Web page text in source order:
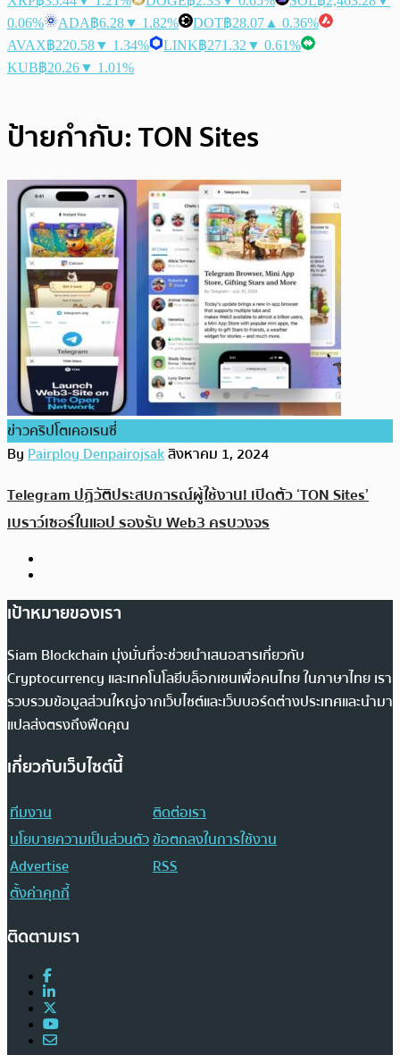
0.06%
ADA฿6.28▼ 1.82% DOT฿28.07 ▲ 0.36%
AVAX฿220.58▼ 1.34% LINK฿271.32 ▼ 0.61%
KUB฿20.26▼ 1.01%
ป้ายกำกับ:TON Sites
ข่าวคริปโตเคอเรนซี่
ByPairploy Denpairojsakสิงหาคม 1, 2024
Telegram ปฏิวัติประสบการณ์ผู้ใช้งาน! เปิดตัว ‘TON Sites’
เบราว์เซอร์ในแอป รองรับ Web3 ครบวงจร
เป้าหมายของเรา
Siam Blockchain มุ่งมั่นที่จะช่วยนำเสนอสารเกี่ยวกับ
Cryptocurrency และเทคโนโลยีบล็อกเชนเพื่อคนไทย ในภาษาไทย เรา
รวบรวมข้อมูลส่วนใหญ่จากเว็บไซต์และเว็บบอร์ดต่างประเทศและนำมา
แปลส่งตรงถึงฟีดคุณ
เกี่ยวกับเว็บไซต์นี้
ทีมงาน
ติดต่อเรา
นโยบายความเป็นส่วนตัวข้อตกลงในการใช้งาน
Advertise
RSS
ตั้งค่าคุกกี้
ติดตามเรา